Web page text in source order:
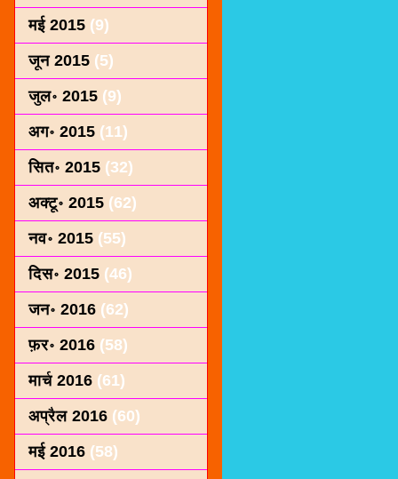
मई 2015 (9)
जून 2015 (5)
जुल॰ 2015 (9)
अग॰ 2015 (11)
सित॰ 2015 (32)
अक्टू॰ 2015 (62)
नव॰ 2015 (55)
दिस॰ 2015 (46)
जन॰ 2016 (62)
फ़र॰ 2016 (58)
मार्च 2016 (61)
अप्रैल 2016 (60)
मई 2016 (58)